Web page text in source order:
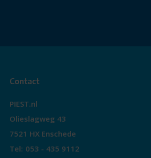
Contact
PIEST.nl
Olieslagweg 43
7521 HX Enschede
Tel: 053 - 435 9112